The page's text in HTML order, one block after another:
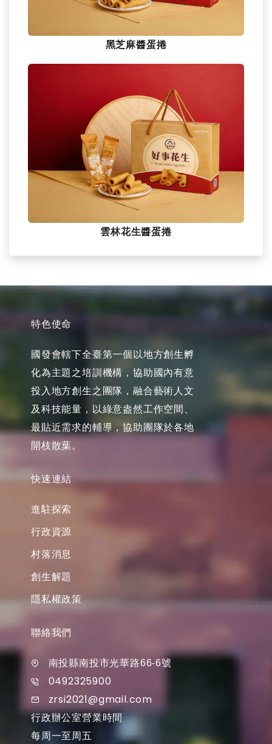
黑芝麻醬蛋捲
雲林花生醬蛋捲
特色使命
國發會轄下全臺第一個以地方創生孵
化為主題之培訓機構，協助國內有意
投入地方創生之團隊，融合藝術人文
及科技能量，以綠意盎然工作空間、
最貼近需求的輔導，協助團隊於各地
開枝散葉。
快速連結
進駐探索
行政資源
村落消息
創生解題
隱私權政策
聯絡我們
南投縣南投市光華路66-6號
0492325900
zrsi2021@gmail.com
行政辦公室營業時間
每周一至周五